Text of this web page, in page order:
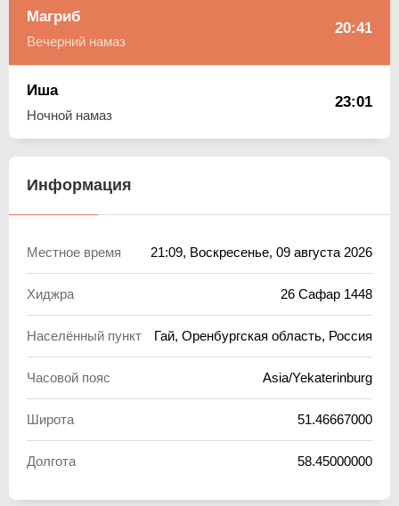
Магриб
Вечерний намаз
20:41
Иша
Ночной намаз
23:01
Информация
Местное время 21:09, Воскресенье, 09 августа 2026
Хиджра 26 Сафар 1448
Населённый пункт Гай, Оренбургская область, Россия
Часовой пояс Asia/Yekaterinburg
Широта 51.46667000
Долгота 58.45000000